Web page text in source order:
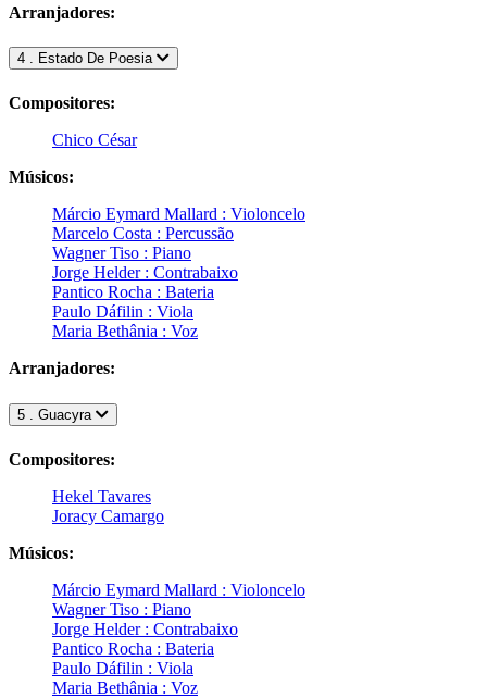
Arranjadores:
4 . Estado De Poesia
Compositores:
Chico César
Músicos:
Márcio Eymard Mallard : Violoncelo
Marcelo Costa : Percussão
Wagner Tiso : Piano
Jorge Helder : Contrabaixo
Pantico Rocha : Bateria
Paulo Dáfilin : Viola
Maria Bethânia : Voz
Arranjadores:
5 . Guacyra
Compositores:
Hekel Tavares
Joracy Camargo
Músicos:
Márcio Eymard Mallard : Violoncelo
Wagner Tiso : Piano
Jorge Helder : Contrabaixo
Pantico Rocha : Bateria
Paulo Dáfilin : Viola
Maria Bethânia : Voz